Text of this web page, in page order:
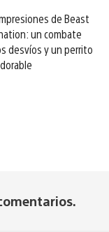
de Beast
un combate
desvíos y un perrito